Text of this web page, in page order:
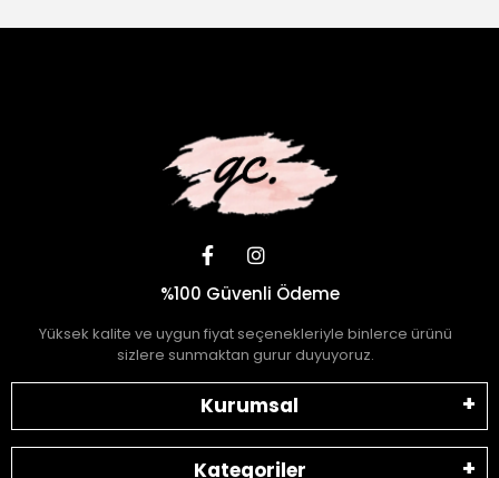
%100 Güvenli Ödeme
Yüksek kalite ve uygun fiyat seçenekleriyle binlerce ürünü
sizlere sunmaktan gurur duyuyoruz.
Kurumsal
Kategoriler